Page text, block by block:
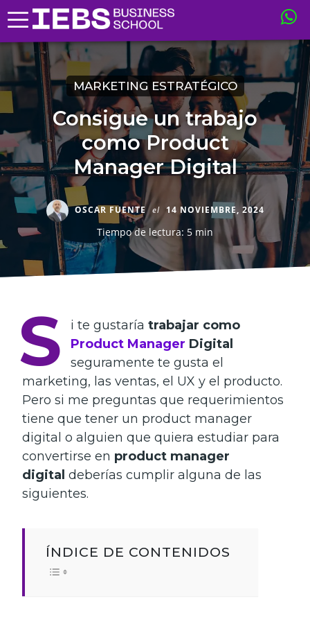
MARKETING ESTRATÉGICO
Consigue un trabajo
como Product
Manager Digital
OSCAR FUENTE el 14 NOVIEMBRE, 2024
Tiempo de lectura: 5 min
S i te gustaría trabajar como
Product Manager Digital
seguramente te gusta el
marketing, las ventas, el UX y el producto.
Pero si me preguntas que requerimientos
tiene que tener un product manager
digital o alguien que quiera estudiar para
convertirse en product manager
digital deberías cumplir alguna de las
siguientes.
ÍNDICE DE CONTENIDOS